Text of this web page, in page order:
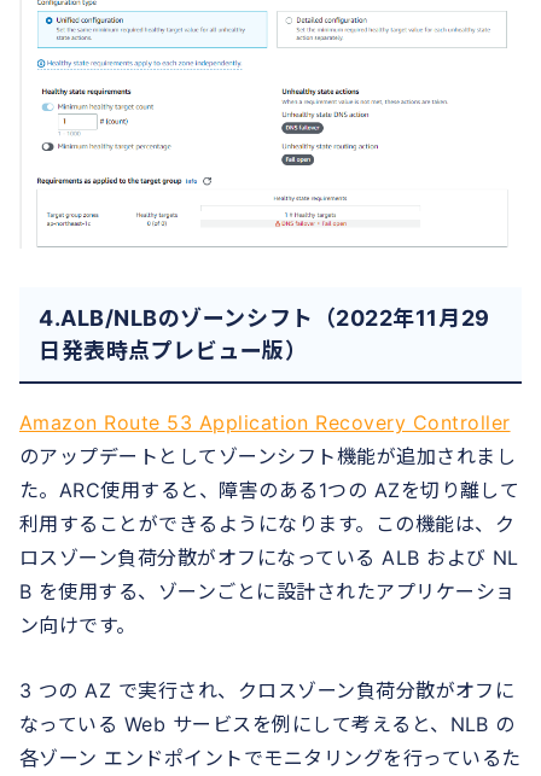
4.ALB/NLBのゾーンシフト（2022年11月29
日発表時点プレビュー版）
Amazon Route 53 Application Recovery Controller
のアップデートとしてゾーンシフト機能が追加されまし
た。ARC使用すると、障害のある1つの AZを切り離して
利用することができるようになります。この機能は、ク
ロスゾーン負荷分散がオフになっている ALB および NL
B を使用する、ゾーンごとに設計されたアプリケーショ
ン向けです。
3 つの AZ で実行され、クロスゾーン負荷分散がオフに
なっている Web サービスを例にして考えると、NLB の
各ゾーン エンドポイントでモニタリングを行っているた